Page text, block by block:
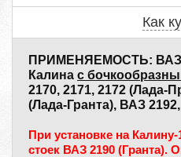
Как
ПРИМЕНЯЕМОСТЬ: ВАЗ
Калина с
2170, 2171, 2172 (Лада-
(Лада-Гранта), ВАЗ
При установке на
стоек ВАЗ 2190 (Гранта).